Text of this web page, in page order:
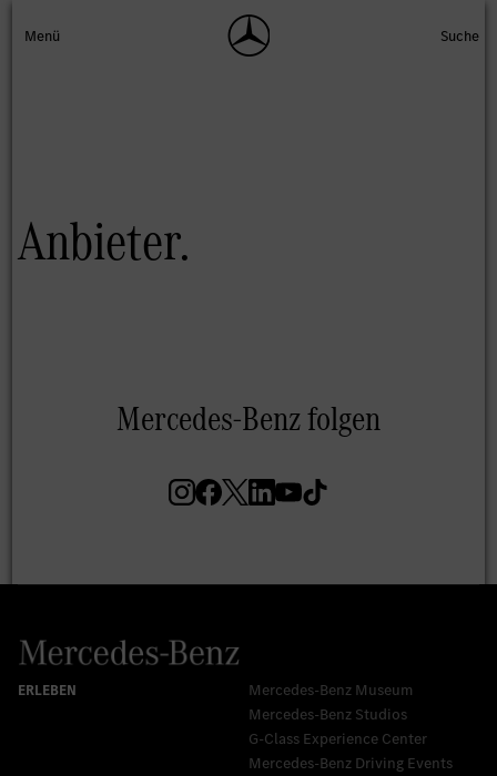
Anbieter.
Mercedes-Benz Museum
Mercedes-Benz Studios
G-Class Experience Center
Mercedes-Benz Driving Events